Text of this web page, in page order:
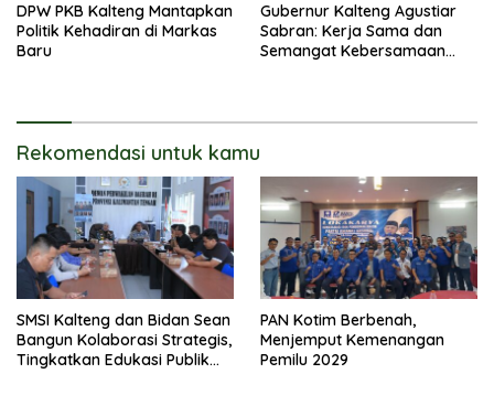
DPW PKB Kalteng Mantapkan
Politik Kehadiran di Markas
Baru
Gubernur Kalteng Agustiar
Sabran: Kerja Sama dan
Semangat Kebersamaan
Rekomendasi untuk kamu
SMSI Kalteng dan Bidan Sean
Bangun Kolaborasi Strategis,
Tingkatkan Edukasi Publik
PAN Kotim Berbenah,
Menjemput Kemenangan
Pemilu 2029